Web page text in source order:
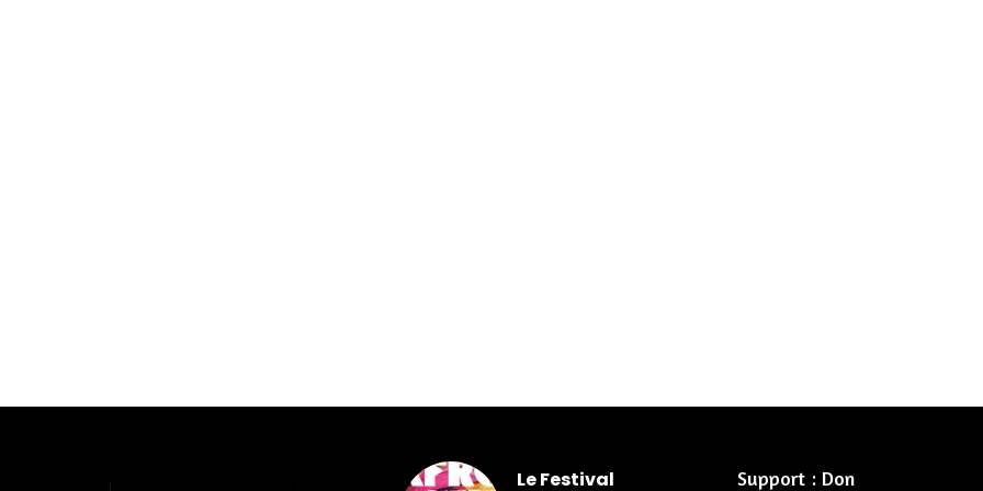
Le Festival Support : Don